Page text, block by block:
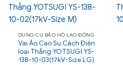
DỤNG CỤ BẢO HỘ LAO ĐỘNG
Vai Áo Cao Su Cách Điện
loại Thẳng YOTSUGI YS-
138-10-03(17kV-Size LG)